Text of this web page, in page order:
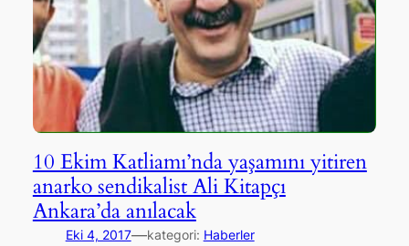
‪10 Ekim Katliamı’nda yaşamını yitiren
anarko sendikalist Ali Kitapçı
Ankara’da anılacak
Eki 4, 2017—kategori: Haberler